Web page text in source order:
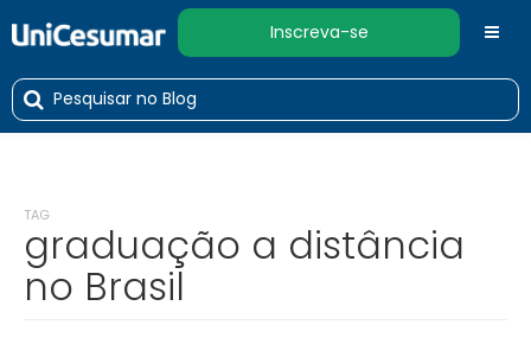
Inscreva-se
TAG
graduação a distância
no Brasil